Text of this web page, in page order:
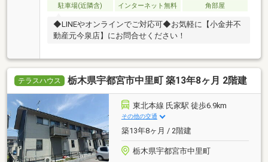
駐車場(近隣含)
インターネット無料 角部屋
◆LINEやオンラインでご対応可◆お気軽に【小金井不
動産元今泉店】にお問合せください！
テラスハウス 栃木県宇都宮市中里町 築13年8ヶ月 2階建
東北本線 氏家駅 徒歩6.9km
その他の交通
築13年8ヶ月 / 2階建
栃木県宇都宮市中里町